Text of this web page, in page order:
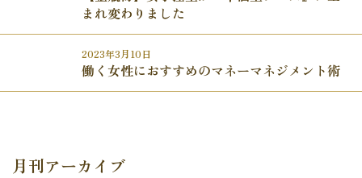
まれ変わりました
2023年3月10日
働く女性におすすめのマネーマネジメント術
月刊アーカイブ